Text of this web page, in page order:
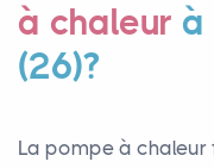
à chaleur à
(26)?
La pompe à